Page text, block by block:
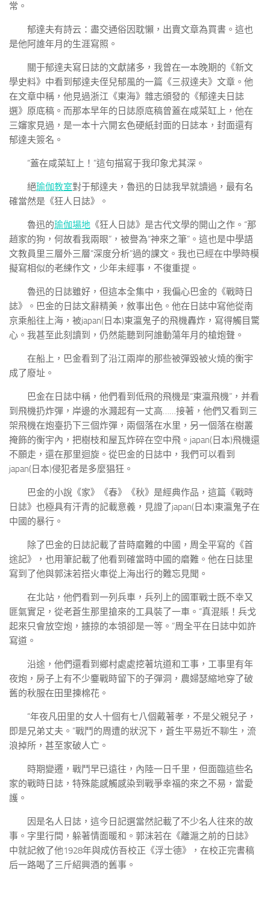
常。
郁達夫有詩云：盡交通俗因耽懶，出賣文章為買書。這也
是他阿誰年月的生涯寫照。
關于郁達夫寫日誌的文獻諸多，我曾在一本晚期的《新文
學史料》中看到郁達夫侄兒郁風的一篇《三叔達夫》文章。他
在文章中稱，他見過浙江《東海》雜志頒發的《郁達夫日誌
選》原底稿。而那本早年的日誌原底稿曾蓋在咸菜缸上，他在
三嬸家見過，是一本十六開玄色硬紙封面的日誌本，封面還有
郁達夫簽名。
“蓋在咸菜缸上！”這句描寫于我印象尤其深。
絕瑜伽教室對于郁達夫，魯迅的日誌我早就讀過，最有名
確當然是《狂人日誌》。
魯迅的瑜伽場地 《狂人日誌》是古代文學的開山之作。“那
趙家的狗，何故看我兩眼”，被譽為“神來之筆”。這也是中學語
文教員里三層外三層“深度分析”過的課文。我也已經在中學時模
擬寫相似的老練作文，少年未經事，不復重提。
魯迅的日誌雖好，但這本全集中，我偏心巴金的《戰時日
誌》。巴金的日誌文辭精美，敘事出色。他在日誌中寫他從南
京乘船往上海，被japan(日本)東瀛鬼子的飛機轟炸，寫得觸目驚
心。我甚至此刻讀到，仍然能聽到阿誰動蕩年月的槍炮聲。
在船上，巴金看到了沿江兩岸的那些被彈毀被火燒的衡宇
成了廢址。
巴金在日誌中稱，他們看到低飛的飛機是“東瀛飛機”，并看
到飛機扔炸彈，岸邊的水濺起有一丈高……接著，他們又看到三
架飛機在炮臺扔下三個炸彈，兩個落在水里，另一個落在樹叢
掩飾的衡宇內，把樹枝和屋瓦炸碎在空中飛。japan(日本)飛機還
不願走，還在那里迴旋。從巴金的日誌中，我們可以看到
japan(日本)侵犯者是多麼猖狂。
巴金的小說《家》《春》《秋》是經典作品，這篇《戰時
日誌》也極具有汗青的記載意義，見證了japan(日本)東瀛鬼子在
中國的暴行。
除了巴金的日誌記載了昔時磨難的中國，周全平寫的《首
途記》，也用筆記載了他看到確當時中國的磨難。他在日誌里
寫到了他與郭沫若搭火車從上海出行的難忘見聞。
在北站，他們看到一列兵車，兵列上的國軍戰士既不幸又
匪氣實足，從老蒼生那里搶來的工具裝了一車。“真混賬！兵戈
起來只會放空炮，擄掠的本領卻是一等。”周全平在日誌中如許
寫道。
沿途，他們還看到鄉村處處挖著坑道和工事，工事里有年
夜炮，房子上有不少鏖戰時留下的子彈洞，農婦瑟縮地穿了破
舊的秋服在田里揀棉花。
“年夜凡田里的女人十個有七八個戴著孝，不是父親兒子，
即是兄弟丈夫。”戰鬥的周遭的狀況下，蒼生平易近不聊生，流
浪掉所，甚至家破人亡。
時期變遷，戰鬥早已遠往，內陸一日千里，但面臨這些名
家的戰時日誌，特殊能感觸感染到戰爭幸福的來之不易，當愛
護。
因是名人日誌，這今日記選當然記載了不少名人往來的故
事。字里行間，躲著情面暖和。郭沫若在《離滬之前的日誌》
中就記敘了他1928年與成仿吾校正《浮士德》，在校正完書稿
后一路喝了三斤紹興酒的舊事。